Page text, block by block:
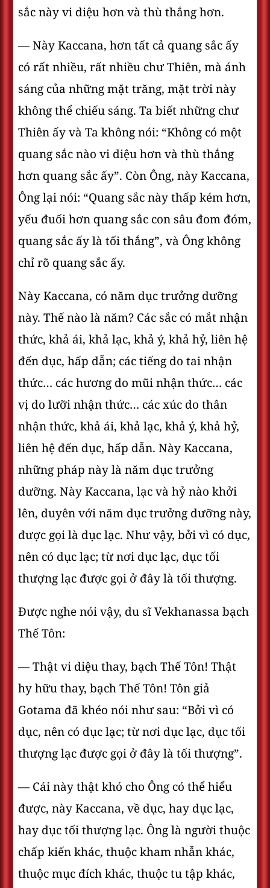
sắc này vi diệu hơn và thù thắng hơn.
— Này Kaccana, hơn tất cả quang sắc ấy
có rất nhiều, rất nhiều chư Thiên, mà ánh
sáng của những mặt trăng, mặt trời này
không thể chiếu sáng. Ta biết những chư
Thiên ấy và Ta không nói: “Không có một
quang sắc nào vi diệu hơn và thù thắng
hơn quang sắc ấy”. Còn Ông, này Kaccana,
Ông lại nói: “Quang sắc này thấp kém hơn,
yếu đuối hơn quang sắc con sâu đom đóm,
quang sắc ấy là tối thắng”, và Ông không
chỉ rõ quang sắc ấy.
Này Kaccana, có năm dục trưởng dưỡng
này. Thế nào là năm? Các sắc có mắt nhận
thức, khả ái, khả lạc, khả ý, khả hỷ, liên hệ
đến dục, hấp dẫn; các tiếng do tai nhận
thức… các hương do mũi nhận thức… các
vị do lưỡi nhận thức… các xúc do thân
nhận thức, khả ái, khả lạc, khả ý, khả hỷ,
liên hệ đến dục, hấp dẫn. Này Kaccana,
những pháp này là năm dục trưởng
dưỡng. Này Kaccana, lạc và hỷ nào khởi
lên, duyên với năm dục trưởng dưỡng này,
được gọi là dục lạc. Như vậy, bởi vì có dục,
nên có dục lạc; từ nơi dục lạc, dục tối
thượng lạc được gọi ở đây là tối thượng.
Ðược nghe nói vậy, du sĩ Vekhanassa bạch
Thế Tôn:
— Thật vi diệu thay, bạch Thế Tôn! Thật
hy hữu thay, bạch Thế Tôn! Tôn giả
Gotama đã khéo nói như sau: “Bởi vì có
dục, nên có dục lạc; từ nơi dục lạc, dục tối
thượng lạc được gọi ở đây là tối thượng”.
— Cái này thật khó cho Ông có thể hiểu
được, này Kaccana, về dục, hay dục lạc,
hay dục tối thượng lạc. Ông là người thuộc
chấp kiến khác, thuộc kham nhẫn khác,
thuộc mục đích khác, thuộc tu tập khác,